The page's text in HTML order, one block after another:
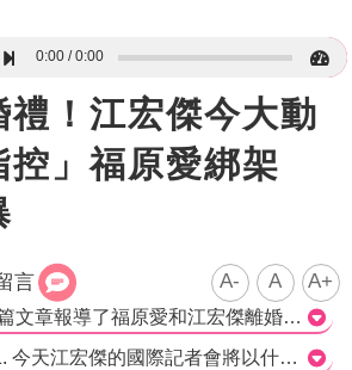
0:00 0:00
禮！江宏傑今大動
控」福原愛綁架
言 A- A A+
這篇文章報導了福原愛和江宏傑離婚兩年多後，江宏傑在日本律師和台灣律師的陪同下，召開國際記者會，聲稱福原愛涉及「ABDUCTION」（綁架），將抖出她的失當行為。此次國際記者會針對福原愛和江宏傑的?系，以問答方式進行，提供中文和日語同步翻譯，並在YouTube直播記者會內容。文章也提到，去年福原愛和江宏傑鬧翻，出動警察，回到日本後，福原愛刻意斷掉和江宏傑的聯繫。這樣激烈的主題引起了外國媒體的關注。 作為娛樂新聞專家，我認為，這篇文章報導福原愛和江宏傑國際記者會的主要內容，同時也詳細說明了事件的背景和關鍵時刻，讓讀者能夠瞭解事件的全貌。此次國際記者會的主題引起了外國媒體的關注，也反映出這個事件對於雙方關係以及福原愛的名譽可能帶來的負面影響。我們也期望雙方能夠通過此次國際記者會，解決彼此的矛盾，讓事件得到圓滿解決。>
Q1. 今天江宏傑的國際記者會將以什麼方式進行？ A. 問答方式。 Q2. 福原愛和江宏傑曾在哪裡舉行夢幻婚禮？ A. 東京迪士尼的飯店。 Q3. 江宏傑將在國際記者會上抖出福原愛的什麼失當行為？ A. 涉及「ABDUCTION」（綁架）。